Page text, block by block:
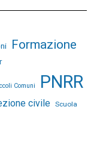
Formazione
Comuni PNRR
civile Scuola